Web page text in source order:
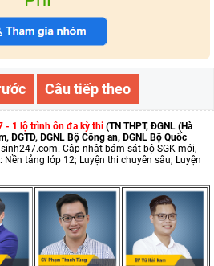
Câu tiếp theo
- 1 lộ trình ôn đa kỳ thi (TN THPT, ĐGNL (Hà
ĐGTD, ĐGNL Bộ Công an, ĐGNL Bộ Quốc
Cập nhật bám sát bộ SGK mới,
tảng lớp 12; Luyện thi chuyên sâu; Luyện